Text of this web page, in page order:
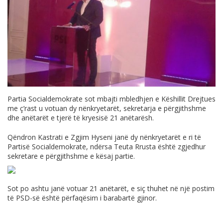
Partia Socialdemokrate sot mbajti mbledhjen e Këshillit Drejtues
me ç’rast u votuan dy nënkryetarët, sekretarja e përgjithshme
dhe anëtarët e tjerë të kryesisë 21 anëtarësh.
Qëndron Kastrati e Zgjim Hyseni janë dy nënkryetarët e ri të
Partisë Socialdemokrate, ndërsa Teuta Rrusta është zgjedhur
sekretare e përgjithshme e kësaj partie.
Sot po ashtu janë votuar 21 anëtarët, e siç thuhet në një postim
të PSD-së është përfaqësim i barabartë gjinor.